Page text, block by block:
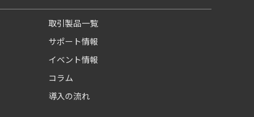
取引製品一覧
サポート情報
イベント情報
コラム
導入の流れ